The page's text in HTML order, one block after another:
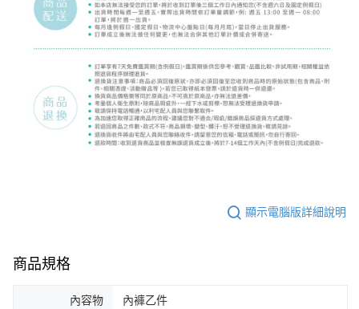
顯示電腦版詳細說明
商品規格
內容物 內褲乙件